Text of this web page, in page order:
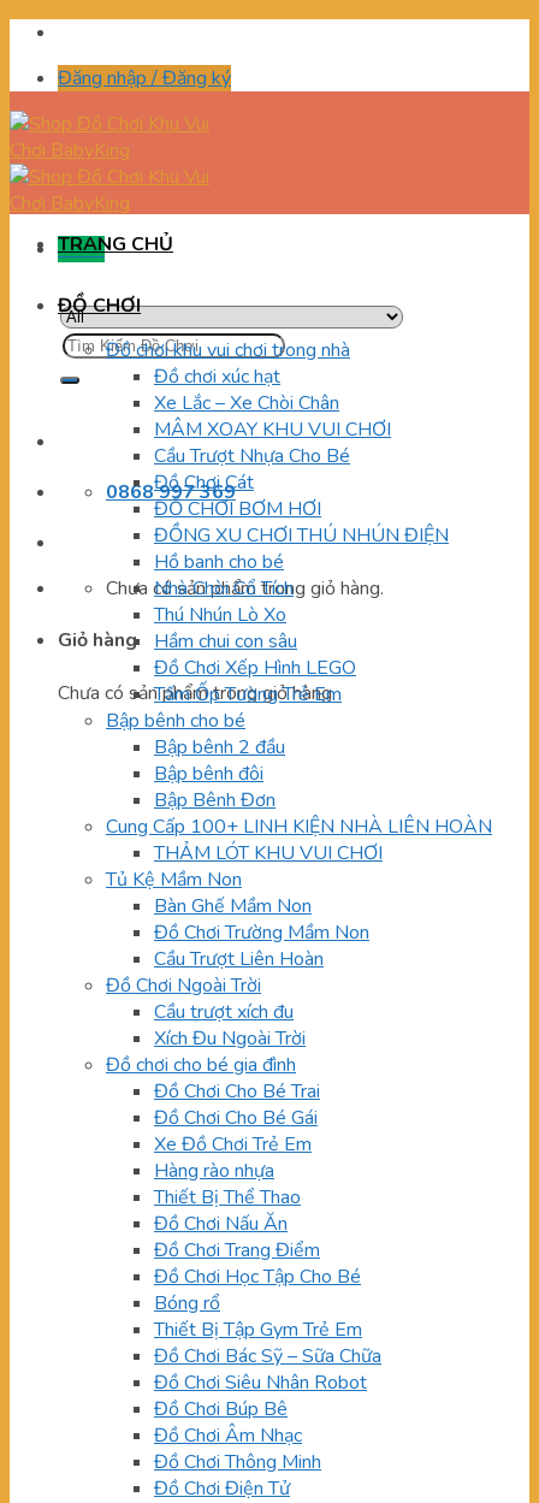
Skip
contentĐăng nhập / Đăng ký
Menu
Tìm
kiếm:
0868 997 369
Chưa có sản phẩm trong giỏ hàng.
Giỏ hàng
Chưa có sản phẩm trong giỏ hàng.
TRANG CHỦ
ĐỒ CHƠI
Đồ chơi khu vui chơi trong nhà
Đồ chơi xúc hạt
Xe Lắc – Xe Chòi Chân
MÂM XOAY KHU VUI CHƠI
Cầu Trượt Nhựa Cho Bé
Đồ Chơi Cát
ĐỒ CHƠI BƠM HƠI
ĐỒNG XU CHƠI THÚ NHÚN ĐIỆN
Hồ banh cho bé
Nhà Chòi Cổ Tích
Thú Nhún Lò Xo
Hầm chui con sâu
Đồ Chơi Xếp Hình LEGO
Tấm Ốp Tường Trẻ Em
Bập bênh cho bé
Bập bênh 2 đầu
Bập bênh đôi
Bập Bênh Đơn
Cung Cấp 100+ LINH KIỆN NHÀ LIÊN HOÀN
THẢM LÓT KHU VUI CHƠI
Tủ Kệ Mầm Non
Bàn Ghế Mầm Non
Đồ Chơi Trường Mầm Non
Cầu Trượt Liên Hoàn
Đồ Chơi Ngoài Trời
Cầu trượt xích đu
Xích Đu Ngoài Trời
Đồ chơi cho bé gia đình
Đồ Chơi Cho Bé Trai
Đồ Chơi Cho Bé Gái
Xe Đồ Chơi Trẻ Em
Hàng rào nhựa
Thiết Bị Thể Thao
Đồ Chơi Nấu Ăn
Đồ Chơi Trang Điểm
Đồ Chơi Học Tập Cho Bé
Bóng rổ
Thiết Bị Tập Gym Trẻ Em
Đồ Chơi Bác Sỹ – Sữa Chữa
Đồ Chơi Siêu Nhân Robot
Đồ Chơi Búp Bê
Đồ Chơi Âm Nhạc
Đồ Chơi Thông Minh
Đồ Chơi Điện Tử